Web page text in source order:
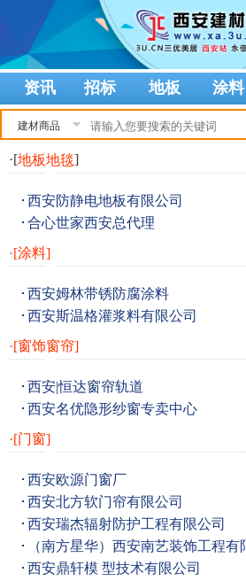
资讯 招标 地板 涂料
建材商品
·[地板地毯]
西安防静电地板有限公司
合心世家西安总代理
·[涂料]
西安姆林带锈防腐涂料
西安斯温格灌浆料有限公司
·[窗饰窗帘]
西安|恒达窗帘轨道
西安名优隐形纱窗专卖中心
·[门窗]
西安欧源门窗厂
西安北方软门帘有限公司
西安瑞杰辐射防护工程有限公司
（南方星华）西安南艺装饰工程有
西安鼎轩模 型技术有限公司